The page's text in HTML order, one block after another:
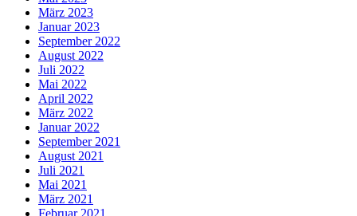
März 2023
Januar 2023
September 2022
August 2022
Juli 2022
Mai 2022
April 2022
März 2022
Januar 2022
September 2021
August 2021
Juli 2021
Mai 2021
März 2021
Februar 2021